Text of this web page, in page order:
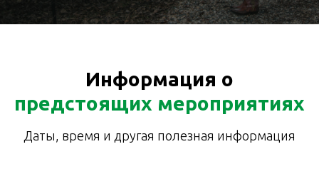
Информация о
предстоящих мероприятиях
Даты, время и другая полезная информация